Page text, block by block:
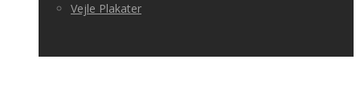
Vejle Plakater